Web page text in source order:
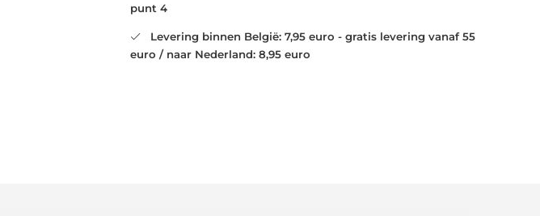
punt 4
Levering binnen België: 7,95 euro - gratis levering vanaf 55
euro / naar Nederland: 8,95 euro